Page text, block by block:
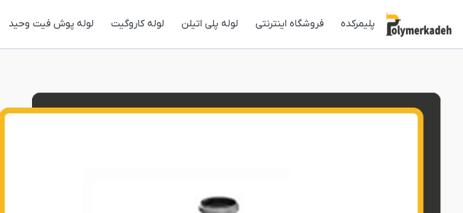
پلیمرکده فروشگاه اینترنتی لوله پلی اتیلن لوله کاروگیت لوله پوش فیت وحید